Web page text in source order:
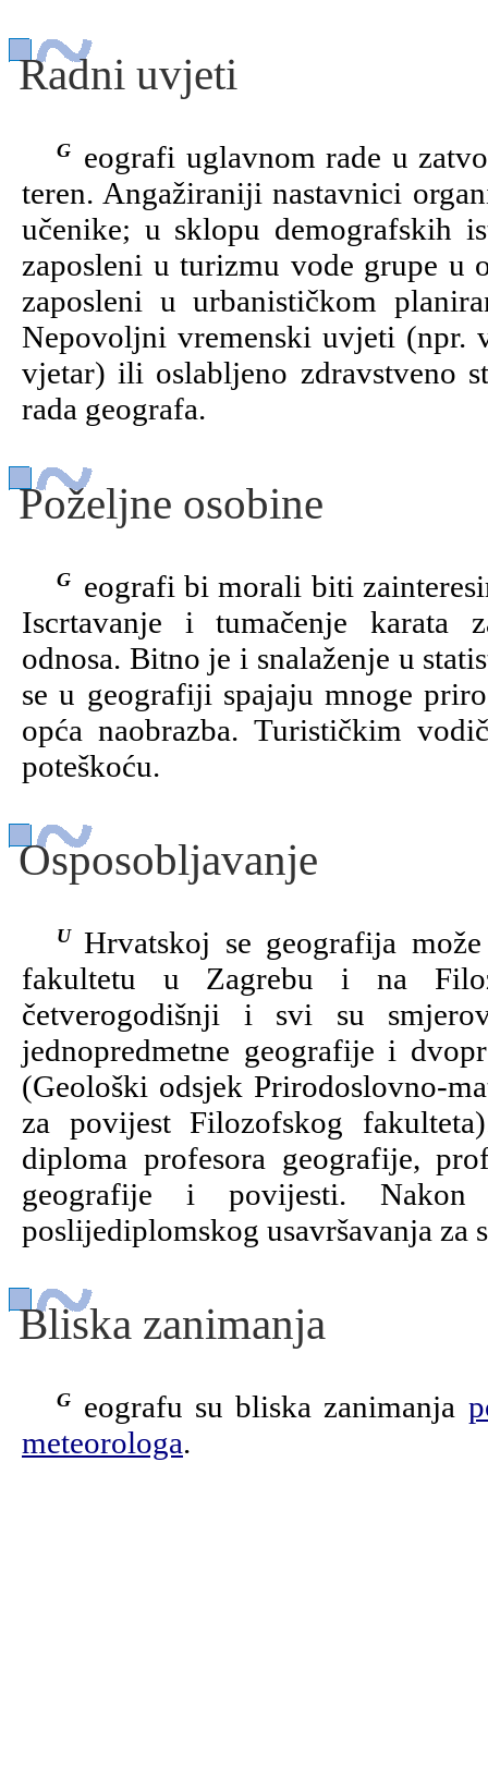
Radni uvjeti
Geografi uglavnom rade u zatvorenom prostoru, ali mogući su i odlasci na
teren. Angažiraniji nastavnici
učenike; u sklopu demografskih
zaposleni u turizmu vode grupe
zaposleni u urbanističkom
Nepovoljni vremenski uvjeti (npr.
vjetar) ili oslabljeno zdravstveno
rada geografa.
Poželjne osobine
Geografi bi morali biti zainteresirani za međusobni odnos prirode i čovjeka.
Iscrtavanje i tumačenje karata
odnosa. Bitno je i snalaženje u
se u geografiji spajaju mnoge
opća naobrazba. Turističkim
poteškoću.
Osposobljavanje
U Hrvatskoj se geografija može studirati na Prirodoslovno-matematičkom
fakultetu u Zagrebu i na
četverogodišnji i svi su
jednopredmetne geografije i
(Geološki odsjek Prirodoslovno-
za povijest Filozofskog
diploma profesora geografije,
geografije i povijesti. Nakon
poslijediplomskog usavršavanja za
Bliska zanimanja
Geografu su bliska zanimanja
meteorologa.